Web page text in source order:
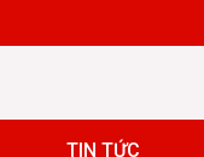
TIN TỨC